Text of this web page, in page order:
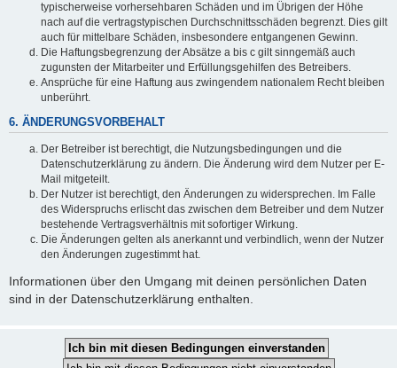
typischerweise vorhersehbaren Schäden und im Übrigen der Höhe
nach auf die vertragstypischen Durchschnittsschäden begrenzt. Dies gilt
auch für mittelbare Schäden, insbesondere entgangenen Gewinn.
Die Haftungsbegrenzung der Absätze a bis c gilt sinngemäß auch
zugunsten der Mitarbeiter und Erfüllungsgehilfen des Betreibers.
Ansprüche für eine Haftung aus zwingendem nationalem Recht bleiben
unberührt.
6. ÄNDERUNGSVORBEHALT
Der Betreiber ist berechtigt, die Nutzungsbedingungen und die
Datenschutzerklärung zu ändern. Die Änderung wird dem Nutzer per E-
Mail mitgeteilt.
Der Nutzer ist berechtigt, den Änderungen zu widersprechen. Im Falle
des Widerspruchs erlischt das zwischen dem Betreiber und dem Nutzer
bestehende Vertragsverhältnis mit sofortiger Wirkung.
Die Änderungen gelten als anerkannt und verbindlich, wenn der Nutzer
den Änderungen zugestimmt hat.
Informationen über den Umgang mit deinen persönlichen Daten
sind in der Datenschutzerklärung enthalten.